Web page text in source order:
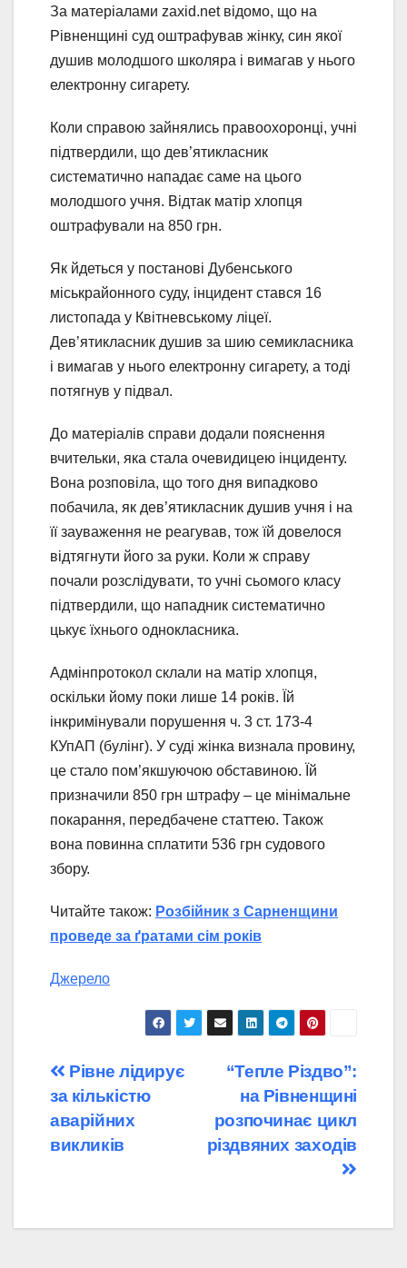
За матеріалами zaxid.net відомо, що на
Рівненщині суд оштрафував жінку, син якої
душив молодшого школяра і вимагав у нього
електронну сигарету.
Коли справою зайнялись правоохоронці, учні
підтвердили, що дев’ятикласник
систематично нападає саме на цього
молодшого учня. Відтак матір хлопця
оштрафували на 850 грн.
Як йдеться у постанові Дубенського
міськрайонного суду, інцидент стався 16
листопада у Квітневському ліцеї.
Дев’ятикласник душив за шию семикласника
і вимагав у нього електронну сигарету, а тоді
потягнув у підвал.
До матеріалів справи додали пояснення
вчительки, яка стала очевидицею інциденту.
Вона розповіла, що того дня випадково
побачила, як дев’ятикласник душив учня і на
її зауваження не реагував, тож їй довелося
відтягнути його за руки. Коли ж справу
почали розслідувати, то учні сьомого класу
підтвердили, що нападник систематично
цькує їхнього однокласника.
Адмінпротокол склали на матір хлопця,
оскільки йому поки лише 14 років. Їй
інкримінували порушення ч. 3 ст. 173-4
КУпАП (булінг). У суді жінка визнала провину,
це стало пом’якшуючою обставиною. Їй
призначили 850 грн штрафу – це мінімальне
покарання, передбачене статтею. Також
вона повинна сплатити 536 грн судового
збору.
Читайте також: Розбійник з Сарненщини
проведе за ґратами сім років
Джерело
Навігація
записів
“Тепле Різдво”:
на Рівненщині
розпочинає цикл
різдвяних заходів
Рівне лідирує
за кількістю
аварійних
викликів